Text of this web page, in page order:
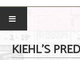
POČETNA
KIEHL’S